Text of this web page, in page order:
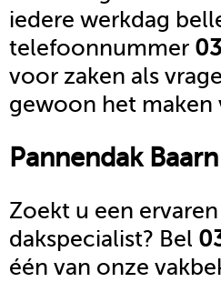
iedere werkdag
telefoonnummer
voor zaken als
gewoon het maken
Pannendak Baarn
Zoekt u een
dakspecialist? Bel
één van onze